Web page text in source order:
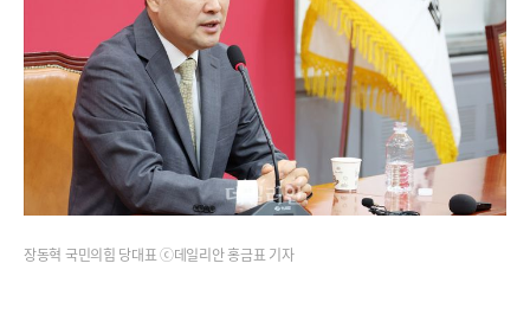
장동혁 국민의힘 당대표 ⓒ데일리안 홍금표 기자